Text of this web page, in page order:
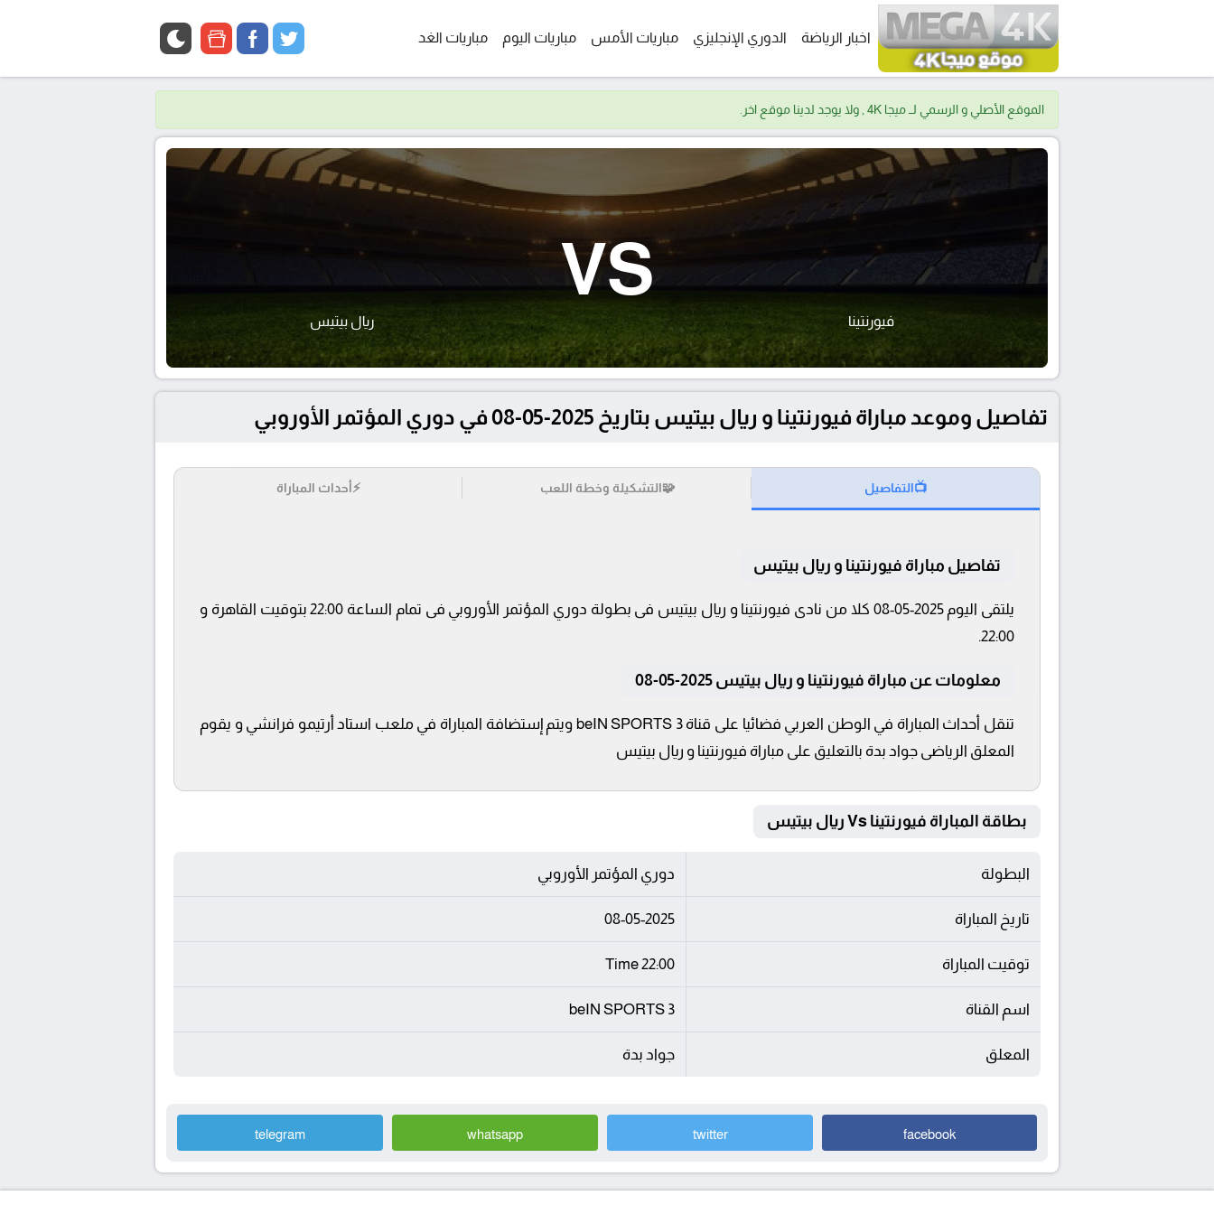
اخبار الرياضة الدوري الإنجليزي مباريات الأمس مباريات اليوم مباريات الغد twitter
facebook
google
الموقع الأصلي و الرسمي لــ ميجا 4K , ولا يوجد لدينا موقع اخر.
فيورنتينا
VS
ريال بيتيس
تفاصيل وموعد مباراة فيورنتينا و ريال بيتيس بتاريخ 2025-05-08 في دوري المؤتمر الأوروبي
📺التفاصيل 🧩التشكيلة وخطة اللعب ⚡أحداث المباراة
تفاصيل مباراة فيورنتينا و ريال بيتيس
يلتقى اليوم 2025-05-08 كلا من نادى فيورنتينا و ريال بيتيس فى بطولة دوري المؤتمر الأوروبي فى تمام الساعة 22:00 بتوقيت القاهرة و
22:00.
معلومات عن مباراة فيورنتينا و ريال بيتيس 2025-05-08
تنقل أحداث المباراة في الوطن العربي فضائيا على قناة beIN SPORTS 3 ويتم إستضافة المباراة في ملعب استاد أرتيمو فرانشي و يقوم
المعلق الرياضى جواد بدة بالتعليق على مباراة فيورنتينا و ريال بيتيس
بطاقة المباراة فيورنتينا Vs ريال بيتيس
البطولة دوري المؤتمر الأوروبي
تاريخ المباراة 08-05-2025
توقيت المباراة 22:00 Time
اسم القناة beIN SPORTS 3
المعلق جواد بدة
facebook
twitter
whatsapp
telegram